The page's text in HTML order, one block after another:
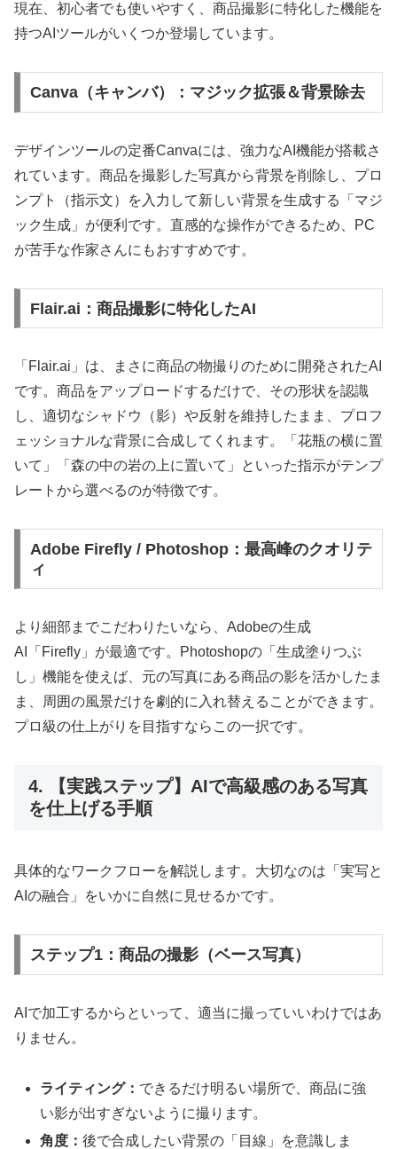
現在、初心者でも使いやすく、商品撮影に特化した機能を
持つAIツールがいくつか登場しています。
Canva（キャンバ）：マジック拡張＆背景除去
デザインツールの定番Canvaには、強力なAI機能が搭載さ
れています。商品を撮影した写真から背景を削除し、プロ
ンプト（指示文）を入力して新しい背景を生成する「マジ
ック生成」が便利です。直感的な操作ができるため、PC
が苦手な作家さんにもおすすめです。
Flair.ai：商品撮影に特化したAI
「Flair.ai」は、まさに商品の物撮りのために開発されたAI
です。商品をアップロードするだけで、その形状を認識
し、適切なシャドウ（影）や反射を維持したまま、プロフ
ェッショナルな背景に合成してくれます。「花瓶の横に置
いて」「森の中の岩の上に置いて」といった指示がテンプ
レートから選べるのが特徴です。
Adobe Firefly / Photoshop：最高峰のクオリテ
ィ
より細部までこだわりたいなら、Adobeの生成
AI「Firefly」が最適です。Photoshopの「生成塗りつぶ
し」機能を使えば、元の写真にある商品の影を活かしたま
ま、周囲の風景だけを劇的に入れ替えることができます。
プロ級の仕上がりを目指すならこの一択です。
4. 【実践ステップ】AIで高級感のある写真
を仕上げる手順
具体的なワークフローを解説します。大切なのは「実写と
AIの融合」をいかに自然に見せるかです。
ステップ1：商品の撮影（ベース写真）
AIで加工するからといって、適当に撮っていいわけではあ
りません。
ライティング： できるだけ明るい場所で、商品に強
い影が出すぎないように撮ります。
角度：後で合成したい背景の「目線」を意識しま